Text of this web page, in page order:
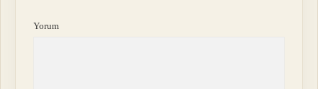
Yorum